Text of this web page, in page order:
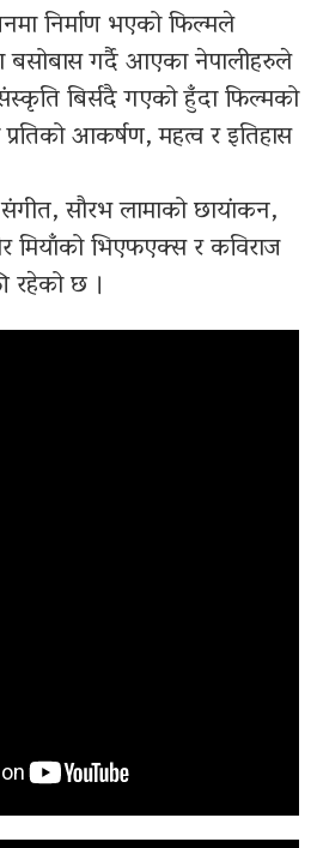
निर्माण भएको फिल्मले
बसोबास गर्दै आएका नेपालीहरुले
बिर्सदै गएको हुँदा फिल्मको
आकर्षण, महत्व र इतिहास
सौरभ लामाको छायांकन,
मियाँको भिएफएक्स र कविराज
रहेको छ ।